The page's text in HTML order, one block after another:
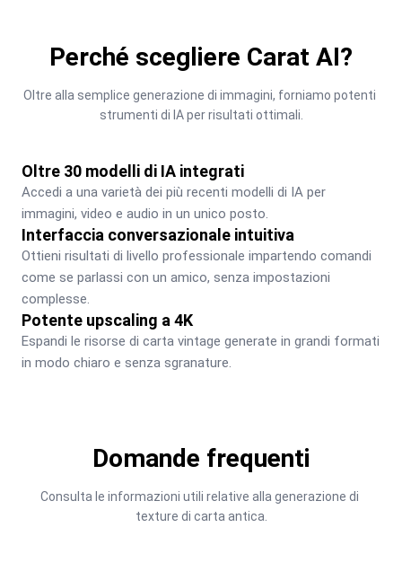
Perché scegliere Carat AI?
Oltre alla semplice generazione di immagini, forniamo potenti
strumenti di IA per risultati ottimali.
Oltre 30 modelli di IA integrati
Accedi a una varietà dei più recenti modelli di IA per
immagini, video e audio in un unico posto.
Interfaccia conversazionale intuitiva
Ottieni risultati di livello professionale impartendo comandi
come se parlassi con un amico, senza impostazioni
complesse.
Potente upscaling a 4K
Espandi le risorse di carta vintage generate in grandi formati
in modo chiaro e senza sgranature.
Domande frequenti
Consulta le informazioni utili relative alla generazione di
texture di carta antica.